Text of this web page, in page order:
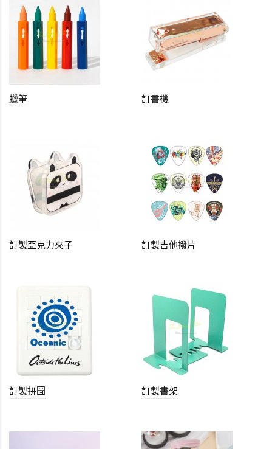
蠟筆 訂書機
訂製亞克力夾子 訂製吉他撥片
訂製拼圖 訂製書架